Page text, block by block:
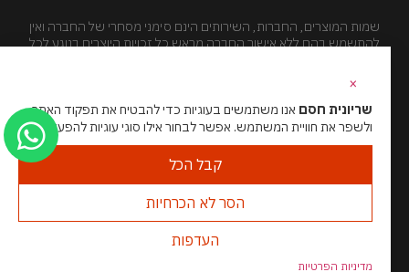
שמות המוצרים, החברות, השירותים הינם סימני מסחרי של החברה ואין
להתשמש בהם ללא אישור החברה מראש.כל זכויות היוצרים בנוגע לכל
האתר מנוהל ע”י גאו מדיהסוכנות דיגיטל
×
שריונית חסם אנו משתמשים בעוגיות כדי להבטיח את תפקוד האתר
ולשפר את חוויית המשתמש. אפשר לבחור אילו סוגי עוגיות להפעיל.
קבל הכל
הסר לא הכרחיות
העדפות
מדיניות הפרטיות